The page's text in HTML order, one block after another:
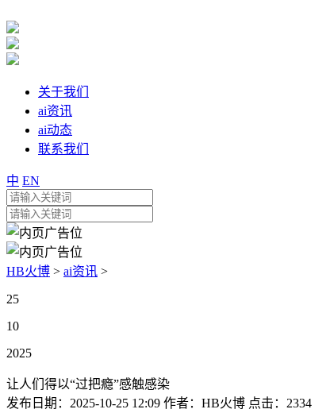
关于我们
ai资讯
ai动态
联系我们
中 EN
HB火博 > ai资讯 >
25
10
2025
让人们得以“过把瘾”感触感染
发布日期： 2025-10-25 12:09 作者： HB火博 点击： 2334